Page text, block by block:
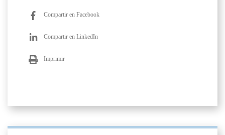
Compartir en Facebook
Compartir en LinkedIn
Imprimir